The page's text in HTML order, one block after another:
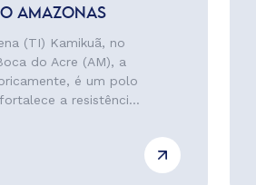
AMAZONAS
(TI) Kamikuã, no
do Acre (AM), a
é um polo
a resistênci...